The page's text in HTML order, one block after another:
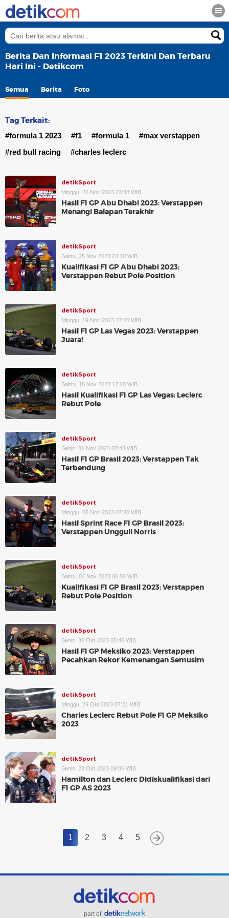
Berita Dan Informasi F1 2023 Terkini Dan Terbaru
Hari Ini - Detikcom
Semua Berita Foto
Tag Terkait:
#formula 1 2023 #f1 #formula 1
#max verstappen
#red bull racing
#charles leclerc
detikSport
Minggu, 26 Nov 2023 23:38 WIB
Hasil F1 GP Abu Dhabi 2023: Verstappen
Menangi Balapan Terakhir
detikSport
Sabtu, 25 Nov 2023 23:10 WIB
Kualifikasi F1 GP Abu Dhabi 2023:
Verstappen Rebut Pole Position
detikSport
Minggu, 19 Nov 2023 17:20 WIB
Hasil F1 GP Las Vegas 2023: Verstappen
Juara!
detikSport
Sabtu, 18 Nov 2023 17:20 WIB
Hasil Kualifikasi F1 GP Las Vegas: Leclerc
Rebut Pole
detikSport
Senin, 06 Nov 2023 07:43 WIB
Hasil F1 GP Brasil 2023: Verstappen Tak
Terbendung
detikSport
Minggu, 05 Nov 2023 07:30 WIB
Hasil Sprint Race F1 GP Brasil 2023:
Verstappen Ungguli Norris
detikSport
Sabtu, 04 Nov 2023 06:50 WIB
Kualifikasi F1 GP Brasil 2023: Verstappen
Rebut Pole Position
detikSport
Senin, 30 Okt 2023 05:45 WIB
Hasil F1 GP Meksiko 2023: Verstappen
Pecahkan Rekor Kemenangan Semusim
detikSport
Minggu, 29 Okt 2023 07:21 WIB
Charles Leclerc Rebut Pole F1 GP Meksiko
2023
detikSport
Senin, 23 Okt 2023 09:05 WIB
Hamilton dan Leclerc Didiskualifikasi dari
F1 GP AS 2023
1 2 3 4 5
part of